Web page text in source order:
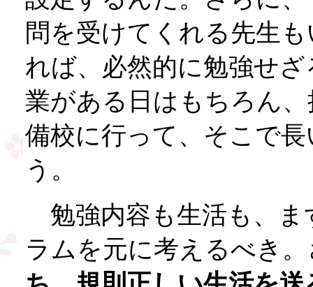
問を受けてくれる先生
れば、必然的に勉強せ
業がある日はもちろん
備校に行って、そこで
う。
勉強内容も生活も、ま
ラムを元に考えるべき